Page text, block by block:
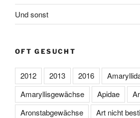
Und sonst
OFT GESUCHT
2012 2013 2016
Amaryllisgewächse
Apidae
Aronstabgewächse
Art nicht